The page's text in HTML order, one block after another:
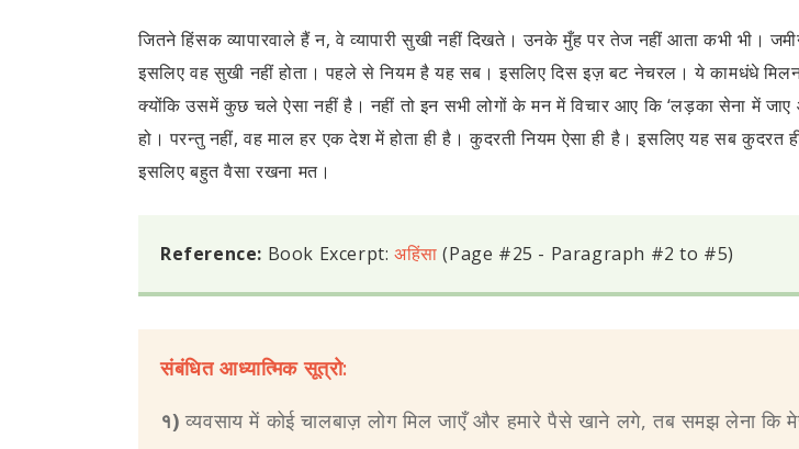
जितने हिंसक व्यापारवाले हैं न, वे व्यापारी सुखी नहीं दिखते। उनके मुँह पर तेज नहीं आता कभी भी।
इसलिए वह सुखी नहीं होता। पहले से नियम है यह सब। इसलिए दिस इज़ बट नेचरल। ये कामधंधे
क्योंकि उसमें कुछ चले ऐसा नहीं है। नहीं तो इन सभी लोगों के मन में विचार आए कि ‘लड़का सेना में जाए
हो। परन्तु नहीं, वह माल हर एक देश में होता ही है। कुदरती नियम ऐसा ही है। इसलिए यह सब
इसलिए बहुत वैसा रखना मत।
Reference: Book Excerpt: अहिंसा (Page #25 - Paragraph #2 to #5)
संबंधित आध्यात्मिक सूत्रो:
१) व्यवसाय में कोई चालबाज़ लोग मिल जाएँ और हमारे पैसे खाने लगे, तब समझ लेना कि